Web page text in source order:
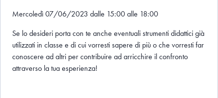
Mercoledì 07/06/2023 dalle 15:00 alle 18:00
Se lo desideri porta con te anche eventuali strumenti didattici già
utilizzati in classe e di cui vorresti sapere di più o che vorresti far
conoscere ad altri per contribuire ad arricchire il confronto
attraverso la tua esperienza!